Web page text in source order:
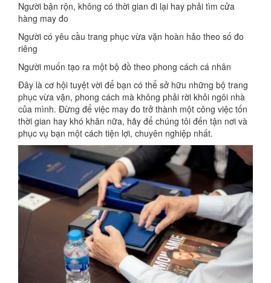
Người bận rộn, không có thời gian đi lại hay phải tìm cửa
hàng may đo
Người có yêu cầu trang phục vừa vặn hoàn hảo theo số đo
riêng
Người muốn tạo ra một bộ đồ theo phong cách cá nhân
Đây là cơ hội tuyệt vời để bạn có thể sở hữu những bộ trang
phục vừa vặn, phong cách mà không phải rời khỏi ngôi nhà
của mình. Đừng để việc may đo trở thành một công việc tốn
thời gian hay khó khăn nữa, hãy để chúng tôi đến tận nơi và
phục vụ bạn một cách tiện lợi, chuyên nghiệp nhất.